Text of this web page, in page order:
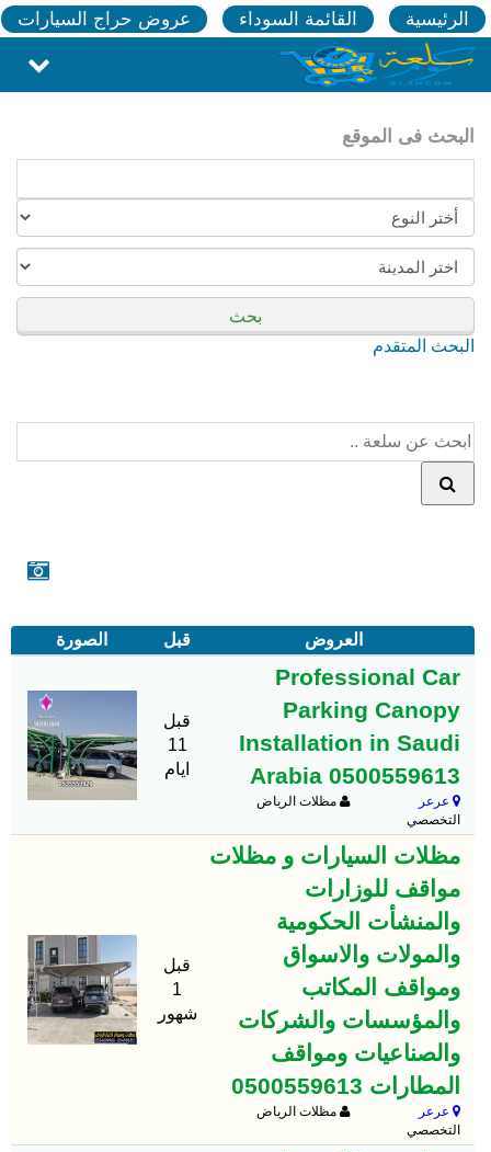
الرئيسية القائمة السوداء عروض حراج السيارات
البحث فى الموقع
بحث
البحث المتقدم
العروض قبل الصورة
Professional Car
Parking Canopy
Installation in Saudi
Arabia 0500559613
عرعر
مظلات الرياض
التخصصي
قبل
11
ايام
مظلات السيارات و مظلات
مواقف للوزارات
والمنشأت الحكومية
والمولات والاسواق
ومواقف المكاتب
والمؤسسات والشركات
والصناعيات ومواقف
المطارات 0500559613
عرعر
مظلات الرياض
التخصصي
قبل
1
شهور